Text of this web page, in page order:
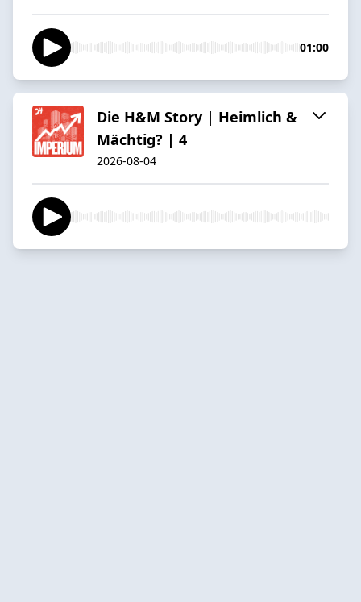
01:00
Die H&M Story | Heimlich &
Mächtig? | 4
2026-08-04